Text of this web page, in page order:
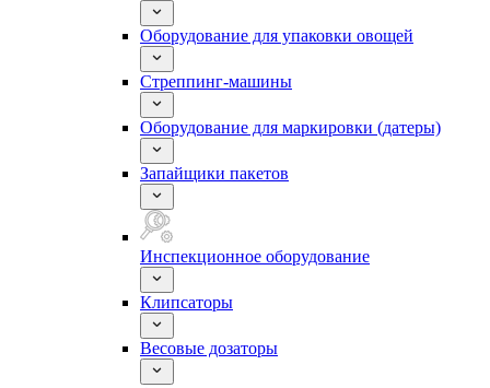
Оборудование для упаковки овощей
Стреппинг-машины
Оборудование для маркировки (датеры)
Запайщики пакетов
Инспекционное оборудование
Клипсаторы
Весовые дозаторы